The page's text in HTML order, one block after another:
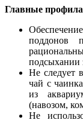
Главные
поддонов
подсыхании
Не следует
чай с
из
(навозом,
Не